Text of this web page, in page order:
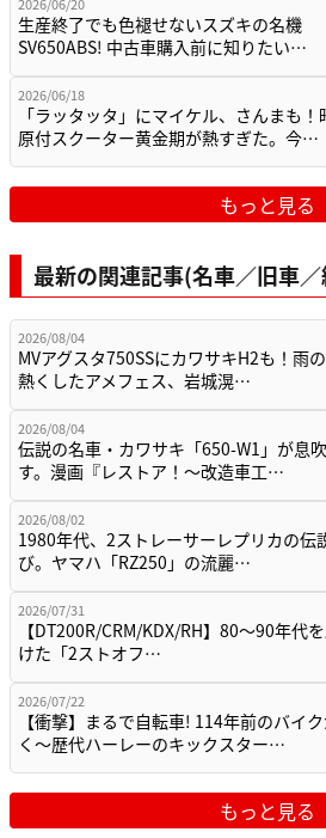
生産終了でも色褪せないスズキの名機
SV650ABS! 中古車購入前に知りたい…
2026/06/18
「ラッタッタ」にマイケル、さんまも！
原付スクーター黄金期が熱すぎた。今…
もっと見る
最新の関連記事(名車／旧車
2026/08/04
MVアグスタ750SSにカワサキH2も！雨
熱くしたアメフェス、岩城滉…
2026/08/04
伝説の名車・カワサキ「650-W1」が息
す。漫画『レストア！～改造車工…
2026/08/02
1980年代、2ストレーサーレプリカの伝
び。ヤマハ「RZ250」の流麗…
2026/07/31
【DT200R/CRM/KDX/RH】80〜90年代
けた「2ストオフ…
2026/07/22
【衝撃】まるで自転車! 114年前のバイ
く〜歴代ハーレーのキックスター…
もっと見る